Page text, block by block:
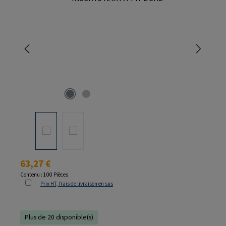
Prix régulier :
63,27 €
Contenu : 100 Pièces
Prix HT, frais de livraison en sus
Plus de 20 disponible(s)